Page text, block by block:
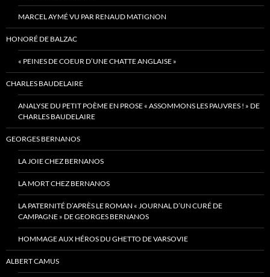
MARCEL AYMÉ VU PAR RENAUD MATIGNON
HONORÉ DE BALZAC
« PEINES DE COEUR D’UNE CHATTE ANGLAISE »
CHARLES BAUDELAIRE
ANALYSE DU PETIT POÈME EN PROSE « ASSOMMONS LES PAUVRES ! » DE
CHARLES BAUDELAIRE
GEORGES BERNANOS
LA JOIE CHEZ BERNANOS
LA MORT CHEZ BERNANOS
LA PATERNITÉ D’APRÈS LE ROMAN « JOURNAL D’UN CURÉ DE
CAMPAGNE » DE GEORGES BERNANOS
HOMMAGE AUX HÉROS DU GHETTO DE VARSOVIE
ALBERT CAMUS